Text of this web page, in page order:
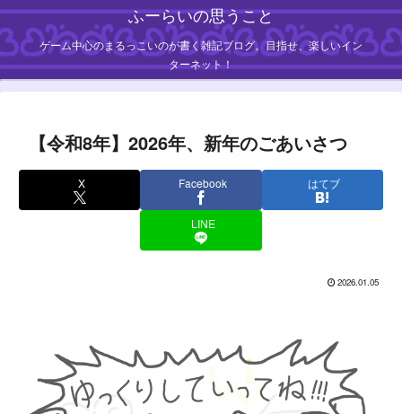
ふーらいの思うこと
ゲーム中心のまるっこいのが書く雑記ブログ。目指せ、楽しいイン
ターネット！
【令和8年】2026年、新年のごあいさつ
X Facebook はてブ
LINE
2026.01.05